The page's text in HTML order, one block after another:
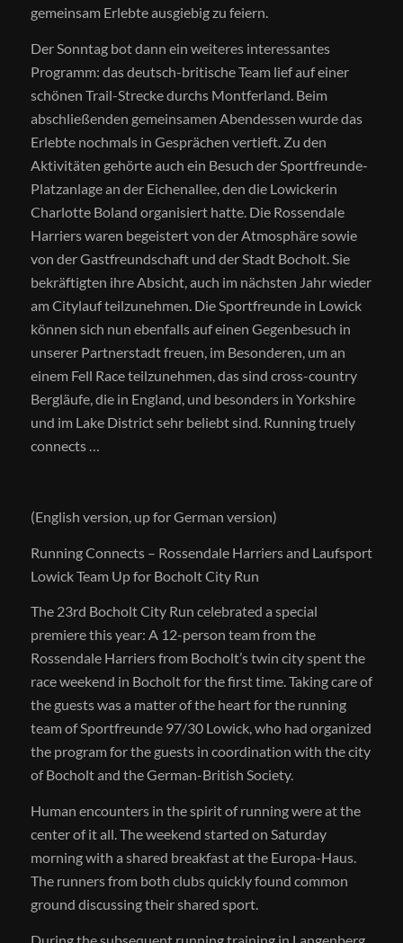
gemeinsam Erlebte ausgiebig zu feiern.
Der Sonntag bot dann ein weiteres interessantes
Programm: das deutsch-britische Team lief auf einer
schönen Trail-Strecke durchs Montferland. Beim
abschließenden gemeinsamen Abendessen wurde das
Erlebte nochmals in Gesprächen vertieft. Zu den
Aktivitäten gehörte auch ein Besuch der Sportfreunde-
Platzanlage an der Eichenallee, den die Lowickerin
Charlotte Boland organisiert hatte. Die Rossendale
Harriers waren begeistert von der Atmosphäre sowie
von der Gastfreundschaft und der Stadt Bocholt. Sie
bekräftigten ihre Absicht, auch im nächsten Jahr wieder
am Citylauf teilzunehmen. Die Sportfreunde in Lowick
können sich nun ebenfalls auf einen Gegenbesuch in
unserer Partnerstadt freuen, im Besonderen, um an
einem Fell Race teilzunehmen, das sind cross-country
Bergläufe, die in England, und besonders in Yorkshire
und im Lake District sehr beliebt sind. Running truely
connects …
(English version, up for German version)
Running Connects – Rossendale Harriers and Laufsport
Lowick Team Up for Bocholt City Run
The 23rd Bocholt City Run celebrated a special
premiere this year: A 12-person team from the
Rossendale Harriers from Bocholt’s twin city spent the
race weekend in Bocholt for the first time. Taking care of
the guests was a matter of the heart for the running
team of Sportfreunde 97/30 Lowick, who had organized
the program for the guests in coordination with the city
of Bocholt and the German-British Society.
Human encounters in the spirit of running were at the
center of it all. The weekend started on Saturday
morning with a shared breakfast at the Europa-Haus.
The runners from both clubs quickly found common
ground discussing their shared sport.
During the subsequent running training in Langenberg